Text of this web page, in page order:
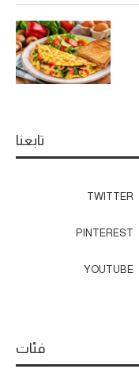
تابعنا
TWITTER
PINTEREST
YOUTUBE
فئات